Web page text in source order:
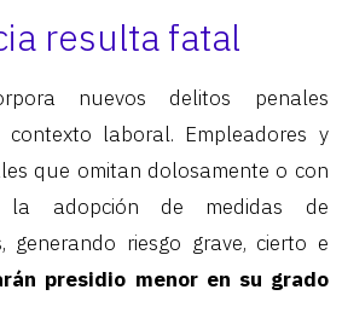
resulta fatal
nuevos delitos penales
laboral. Empleadores y
que omitan dolosamente o con
la adopción de medidas de
generando riesgo grave, cierto e
presidio menor en su grado